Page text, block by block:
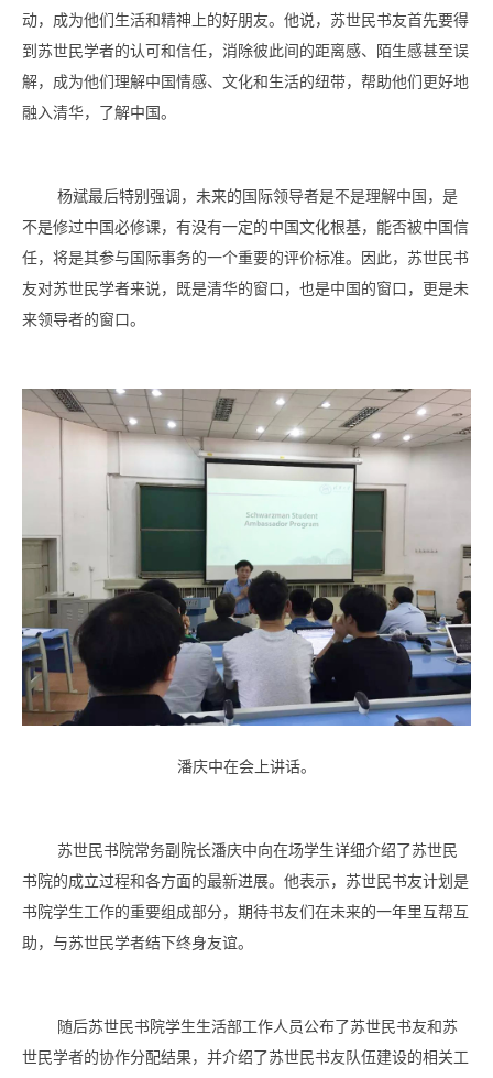
动，成为他们生活和精神上的好朋友。他说，苏世民书友首先要得
到苏世民学者的认可和信任，消除彼此间的距离感、陌生感甚至误
解，成为他们理解中国情感、文化和生活的纽带，帮助他们更好地
融入清华，了解中国。
杨斌最后特别强调，未来的国际领导者是不是理解中国，是
不是修过中国必修课，有没有一定的中国文化根基，能否被中国信
任，将是其参与国际事务的一个重要的评价标准。因此，苏世民书
友对苏世民学者来说，既是清华的窗口，也是中国的窗口，更是未
来领导者的窗口。
潘庆中在会上讲话。
苏世民书院常务副院长潘庆中向在场学生详细介绍了苏世民
书院的成立过程和各方面的最新进展。他表示，苏世民书友计划是
书院学生工作的重要组成部分，期待书友们在未来的一年里互帮互
助，与苏世民学者结下终身友谊。
随后苏世民书院学生生活部工作人员公布了苏世民书友和苏
世民学者的协作分配结果，并介绍了苏世民书友队伍建设的相关工